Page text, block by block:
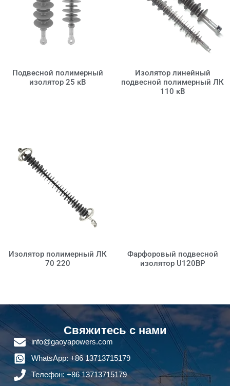
Подвесной полимерный
изолятор 25 кВ
Изолятор линейный
подвесной полимерный ЛК
110 кВ
Изолятор полимерный ЛК
70 220
Фарфоровый подвесной
изолятор U120BP
Свяжитесь с нами
info@gaoyapowers.com
WhatsApp: +86 13713715179
Телефон: +86 13713715179